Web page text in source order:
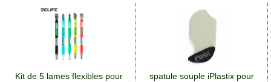
Kit de 5 lames flexibles pour
spatule souple iPlastix pour